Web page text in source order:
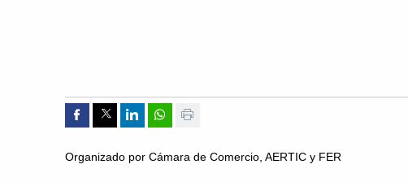
Compartir por Facebook
Compartir por Twitter
Compartir por Linkedin
Compartir por whatsapp
Organizado por Cámara de Comercio, AERTIC y FER